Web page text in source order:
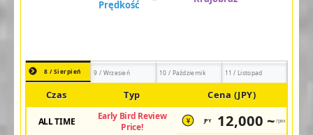
8 / Sierpień 9 / Wrzesień 10 / Październik 11 / Listopad
Czas Typ Cena (JPY)
ALL TIME
Early Bird Review
Price!
¥ JPY 12,000 ~ /pax